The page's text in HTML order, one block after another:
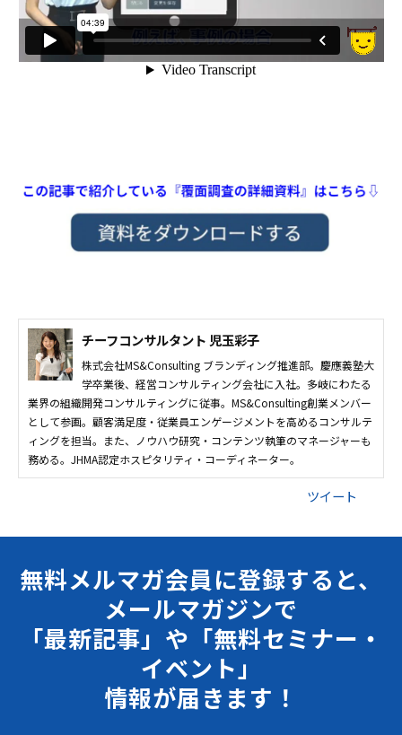
チーフコンサルタント 児玉彩子
株式会社MS&Consulting ブランディング推進部。慶應義塾大
学卒業後、経営コンサルティング会社に入社。多岐にわたる
業界の組織開発コンサルティングに従事。MS&Consulting創業メンバー
として参画。顧客満足度・従業員エンゲージメントを高めるコンサルテ
ィングを担当。また、ノウハウ研究・コンテンツ執筆のマネージャーも
務める。JHMA認定ホスピタリティ・コーディネーター。
ツイート
無料メルマガ会員に登録すると、
メールマガジンで
「最新記事」や「無料セミナー・
イベント」
情報が届きます！